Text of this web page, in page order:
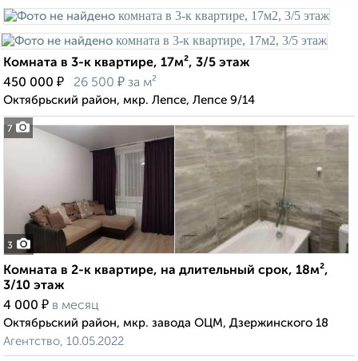
7
Комната в 3-к квартире, 17м², 3/5 этаж
450 000 ₽ 26 500 ₽ за м²
Октябрьский район, мкр. Лепсе, Лепсе 9/14
3
Комната в 2-к квартире, на длительный срок, 18м²,
3/10 этаж
4 000 ₽ в месяц
Октябрьский район, мкр. завода ОЦМ, Дзержинского 18
Агентство, 10.05.2022